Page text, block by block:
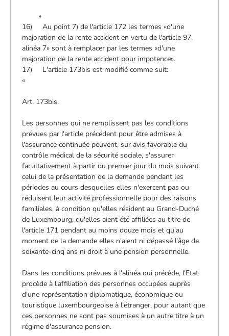
»
16) Au point 7) de l'article 172 les termes «d'une
majoration de la rente accident en vertu de l'article 97,
alinéa 7» sont à remplacer par les termes «d'une
majoration de la rente accident pour impotence».
17) L'article 173bis est modifié comme suit:
«
Art. 173bis.
Les personnes qui ne remplissent pas les conditions
prévues par l'article précédent pour être admises à
l'assurance continuée peuvent, sur avis favorable du
contrôle médical de la sécurité sociale, s'assurer
facultativement à partir du premier jour du mois suivant
celui de la présentation de la demande pendant les
périodes au cours desquelles elles n'exercent pas ou
réduisent leur activité professionnelle pour des raisons
familiales, à condition qu'elles résident au Grand-Duché
de Luxembourg, qu'elles aient été affiliées au titre de
l'article 171 pendant au moins douze mois et qu'au
moment de la demande elles n'aient ni dépassé l'âge de
soixante-cinq ans ni droit à une pension personnelle.
Dans les conditions prévues à l'alinéa qui précède, l'Etat
procède à l'affiliation des personnes occupées auprès
d'une représentation diplomatique, économique ou
touristique luxembourgeoise à l'étranger, pour autant que
ces personnes ne sont pas soumises à un autre titre à un
régime d'assurance pension.